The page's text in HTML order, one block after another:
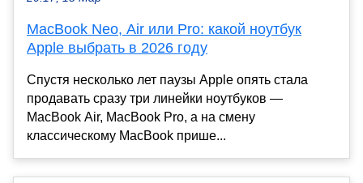
MacBook Neo, Air или Pro: какой ноутбук
Apple выбрать в 2026 году
Спустя несколько лет паузы Apple опять стала
продавать сразу три линейки ноутбуков —
MacBook Air, MacBook Pro, а на смену
классическому MacBook прише...